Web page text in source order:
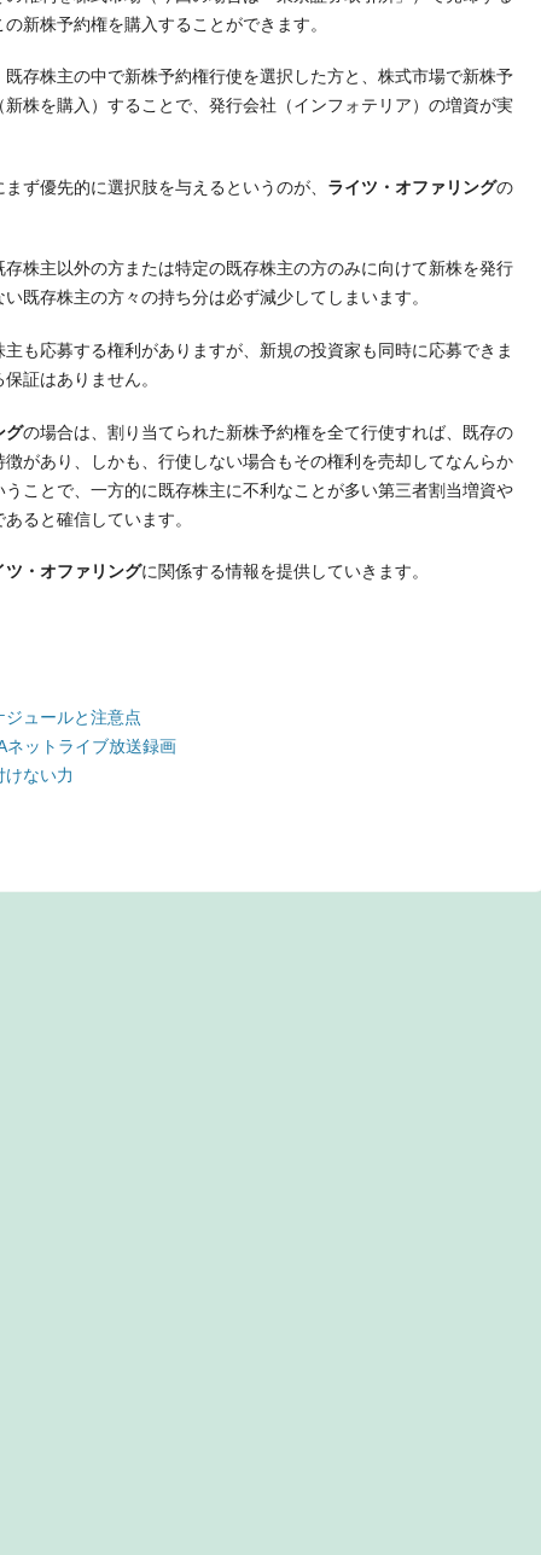
新株予約権を購入することができます。
存株主の中で新株予約権行使を選択した方と、株式市場で新株予
株を購入）することで、発行会社（インフォテリア）の増資が実
ず優先的に選択肢を与えるというのが、 ライツ・オファリングの
株主以外の方または特定の既存株主の方のみに向けて新株を発行
既存株主の方々の持ち分は必ず減少してしまいます。
も応募する権利がありますが、新規の投資家も同時に応募できま
証はありません。
グの場合は、割り当てられた新株予約権を全て行使すれば、既存の
があり、しかも、行使しない場合もその権利を売却してなんらか
ことで、一方的に既存株主に不利なことが多い第三者割当増資や
ると確信しています。
ツ・オファリングに関係する情報を提供していきます。
ュールと注意点
ネットライブ放送録画
ない力